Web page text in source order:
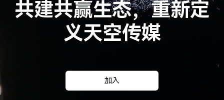
共建共赢生态，重新定
义天空传媒
加入